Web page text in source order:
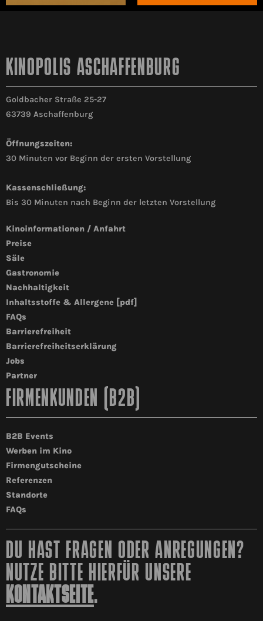
KINOPOLIS ASCHAFFENBURG
Goldbacher Straße 25-27
63739 Aschaffenburg
Öffnungszeiten:
30 Minuten vor Beginn der ersten Vorstellung
Kassenschließung:
Bis 30 Minuten nach Beginn der letzten Vorstellung
Kinoinformationen / Anfahrt
Preise
Säle
Gastronomie
Nachhaltigkeit
Inhaltsstoffe & Allergene [pdf]
FAQs
Barrierefreiheit
Barrierefreiheitserklärung
Jobs
Partner
FIRMENKUNDEN (B2B)
B2B Events
Werben im Kino
Firmengutscheine
Referenzen
Standorte
FAQs
DU HAST FRAGEN ODER ANREGUNGEN?
NUTZE BITTE HIERFÜR UNSERE
KONTAKTSEITE.